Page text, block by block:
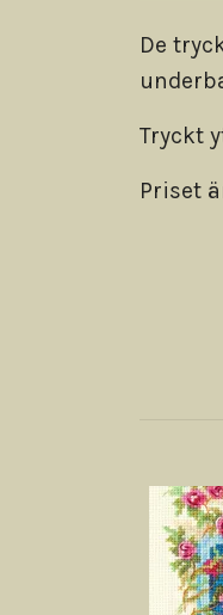
De
Tryckt
Priset